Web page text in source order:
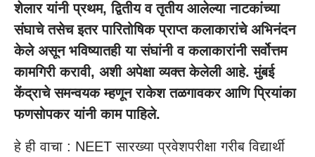
शेलारयांनी प्रथम, द्वितीय व तृतीय आलेल्या नाटकांच्या
संघाचे तसेच इतर पारितोषिक प्राप्त कलाकारांचे अभिनंदन
केले असून भविष्यातही या संघांनी व कलाकारांनी सर्वोत्तम
कामगिरी करावी, अशी अपेक्षा व्यक्त केलेली आहे. मुंबई
केंद्राचे समन्वयक म्हणून राकेश तळगावकर आणि प्रियांका
फणसोपकर यांनी काम पाहिले.
हे ही वाचा : NEET सारख्या प्रवेशपरीक्षा गरीब विद्यार्थी